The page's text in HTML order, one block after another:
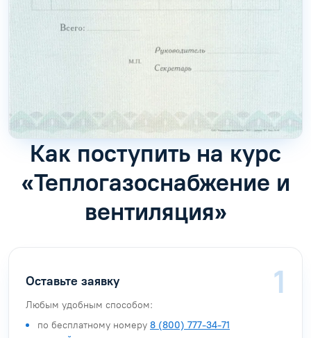
Как поступить на курс
«Теплогазоснабжение и
вентиляция»
Оставьте заявку
Любым удобным способом:
по бесплатному номеру 8 (800) 777-34-71